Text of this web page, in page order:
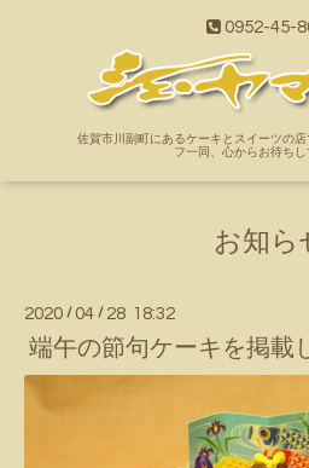
0952-45-
佐賀市川副町にあるケーキとスイーツの
フ一同、心からお待ちし
お知ら
2020 / 04 / 28 18:32
端午の節句ケーキを掲載